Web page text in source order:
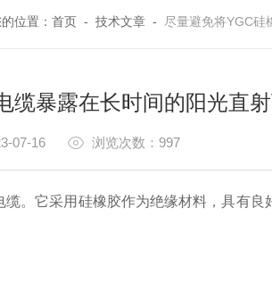
位置： 首页 - 技术文章 - 尽量避免将YGC硅
缆暴露在长时间的阳光直
07-16 浏览次数：997
它采用硅橡胶作为绝缘材料，具有良